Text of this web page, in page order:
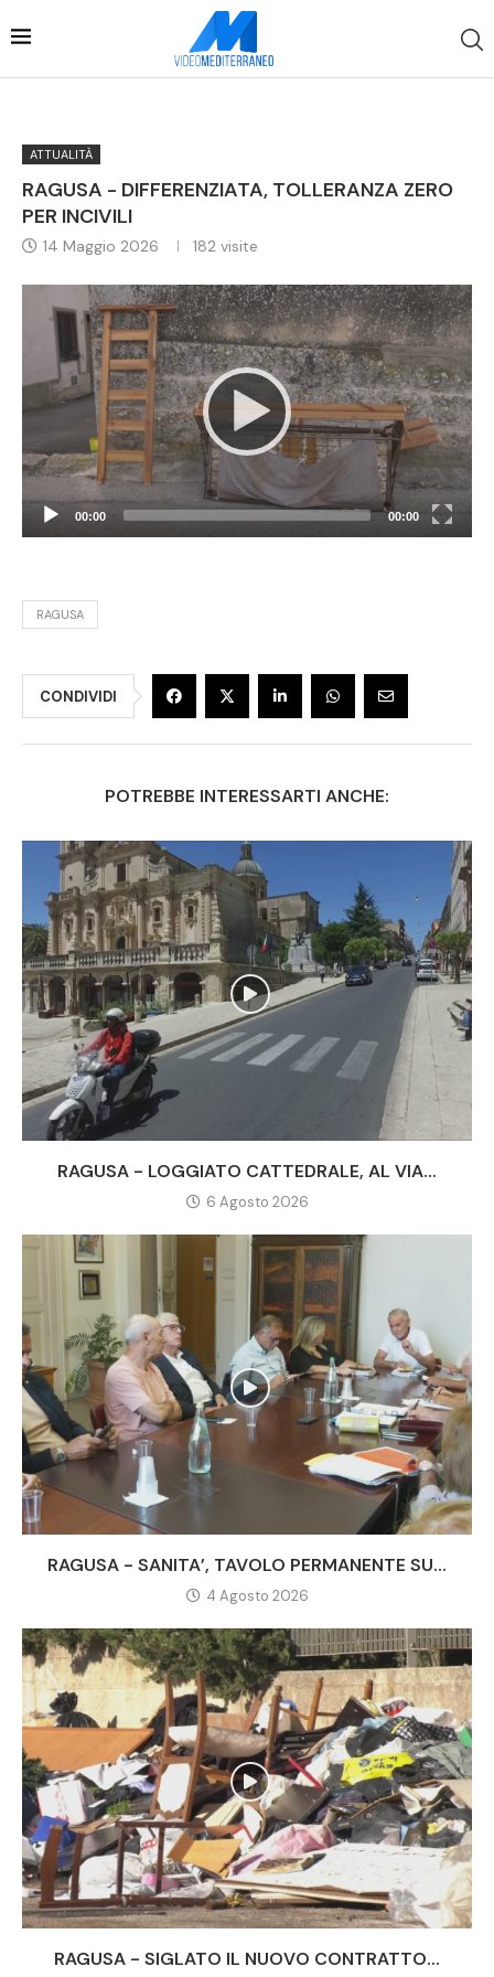
ATTUALITÀ
RAGUSA - DIFFERENZIATA, TOLLERANZA ZERO
PER INCIVILI
14 Maggio 2026 182 visite
Video
Player
00:00 00:00
RAGUSA
CONDIVIDI
POTREBBE INTERESSARTI ANCHE:
RAGUSA - LOGGIATO CATTEDRALE, AL VIA...
6 Agosto 2026
RAGUSA - SANITA’, TAVOLO PERMANENTE SU...
4 Agosto 2026
RAGUSA - SIGLATO IL NUOVO CONTRATTO...